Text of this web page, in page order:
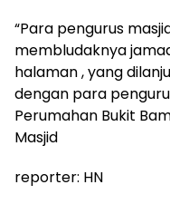
“Para pengurus
membludaknya
halaman , yang
dengan para
Perumahan Bukit
Masjid
reporter: HN